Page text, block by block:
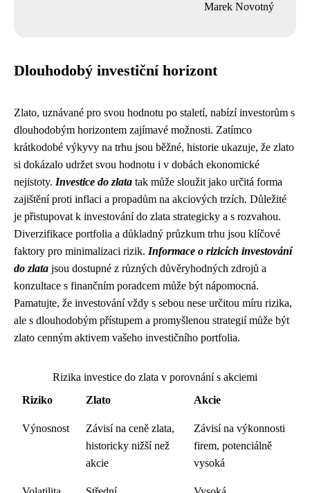
Marek Novotný
Dlouhodobý investiční horizont
Zlato, uznávané pro svou hodnotu po staletí, nabízí investorům s
dlouhodobým horizontem zajímavé možnosti. Zatímco
krátkodobé výkyvy na trhu jsou běžné, historie ukazuje, že zlato
si dokázalo udržet svou hodnotu i v dobách ekonomické
nejistoty. Investice do zlata tak může sloužit jako určitá forma
zajištění proti inflaci a propadům na akciových trzích. Důležité
je přistupovat k investování do zlata strategicky a s rozvahou.
Diverzifikace portfolia a důkladný průzkum trhu jsou klíčové
faktory pro minimalizaci rizik. Informace o rizicích investování
do zlata jsou dostupné z různých důvěryhodných zdrojů a
konzultace s finančním poradcem může být nápomocná.
Pamatujte, že investování vždy s sebou nese určitou míru rizika,
ale s dlouhodobým přístupem a promyšlenou strategií může být
zlato cenným aktivem vašeho investičního portfolia.
Rizika investice do zlata v porovnání s akciemi
Riziko
Zlato Akcie
Výnosnost
Závisí na ceně zlata,
historicky nižší než
akcie
Závisí na výkonnosti
firem, potenciálně
vysoká